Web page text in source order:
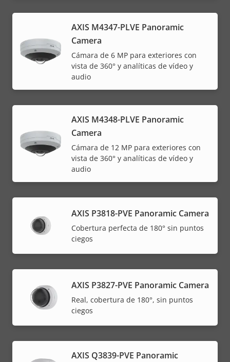
AXIS M4347-PLVE Panoramic
Camera
Cámara de 6 MP para exteriores con
vista de 360° y analíticas de vídeo y
audio
AXIS M4348-PLVE Panoramic
Camera
Cámara de 12 MP para exteriores con
vista de 360° y analíticas de vídeo y
audio
AXIS P3818-PVE Panoramic Camera
Cobertura perfecta de 180° sin puntos
ciegos
AXIS P3827-PVE Panoramic Camera
Real, cobertura de 180°, sin puntos
ciegos
AXIS Q3839-PVE Panoramic